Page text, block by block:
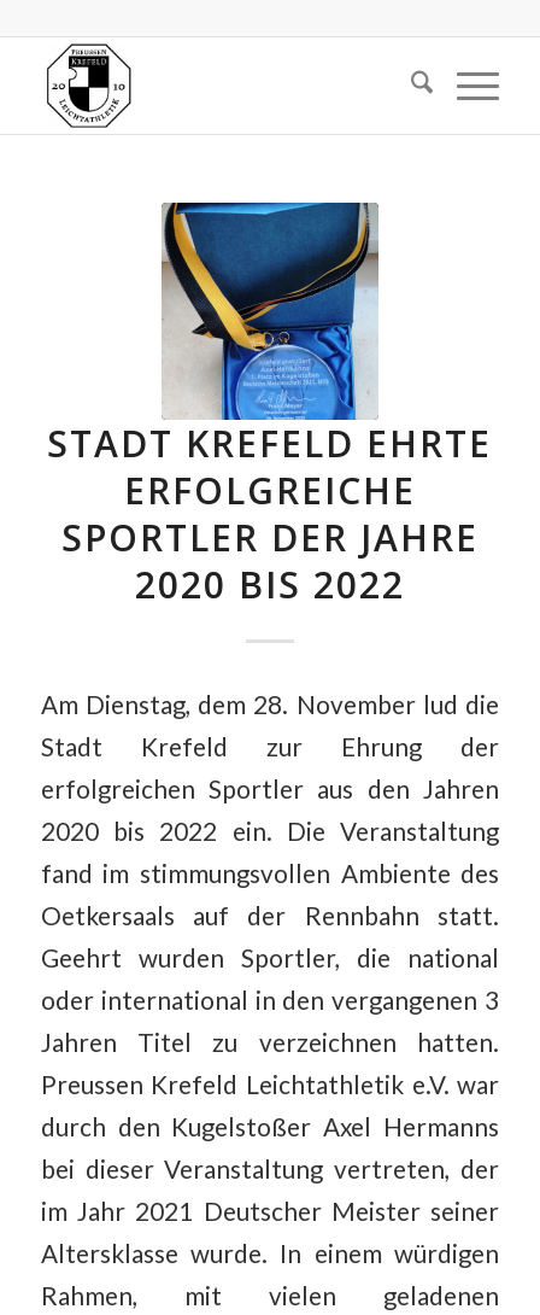
STADT KREFELD EHRTE
ERFOLGREICHE
SPORTLER DER JAHRE
2020 BIS 2022
Am Dienstag, dem 28. November lud die
Stadt Krefeld zur Ehrung der
erfolgreichen Sportler aus den Jahren
2020 bis 2022 ein. Die Veranstaltung
fand im stimmungsvollen Ambiente des
Oetkersaals auf der Rennbahn statt.
Geehrt wurden Sportler, die national
oder international in den vergangenen 3
Jahren Titel zu verzeichnen hatten.
Preussen Krefeld Leichtathletik e.V. war
durch den Kugelstoßer Axel Hermanns
bei dieser Veranstaltung vertreten, der
im Jahr 2021 Deutscher Meister seiner
Altersklasse wurde. In einem würdigen
Rahmen, mit vielen geladenen